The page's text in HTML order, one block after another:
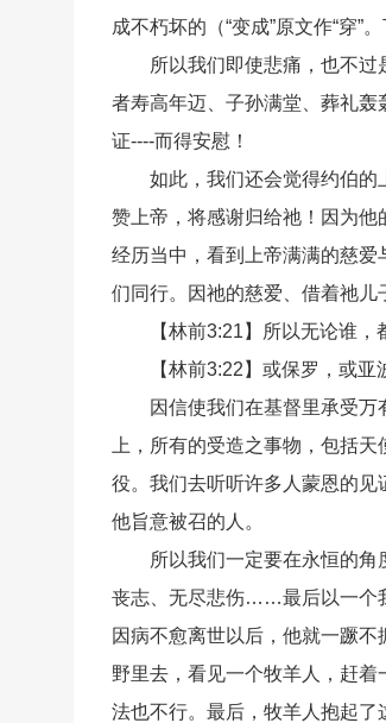
成不朽坏的（“变成”原文作“穿”
所以我们即使悲痛，也不
者寿高年迈、子孙满堂、葬礼
证----而得安慰！
如此，我们还会觉得约伯的
赞上帝，将感谢归给祂！因为
经历当中，看到上帝满满的慈
们同行。因祂的慈爱、借着祂儿
【林前3:21】所以无论谁
【林前3:22】或保罗，或
因信使我们在基督里承受
上，所有的受造之事物，包括
役。我们去听听许多人蒙恩的
他旨意被召的人。
所以我们一定要在永恒的
丧志、无尽悲伤……最后以一个
因病不愈离世以后，他就一蹶
野里去，看见一个牧羊人，赶
法也不行。最后，牧羊人抱起